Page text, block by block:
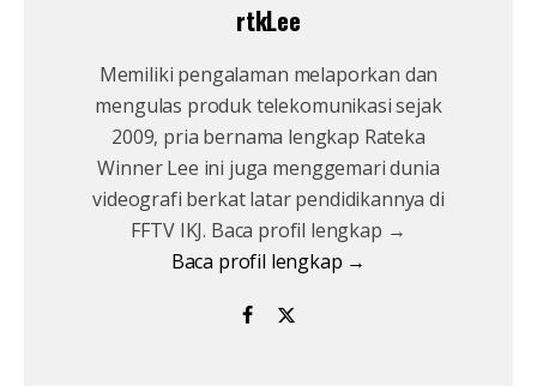
rtkLee
Memiliki pengalaman melaporkan dan
mengulas produk telekomunikasi sejak
2009, pria bernama lengkap Rateka
Winner Lee ini juga menggemari dunia
videografi berkat latar pendidikannya di
FFTV IKJ. Baca profil lengkap →
Baca profil lengkap →